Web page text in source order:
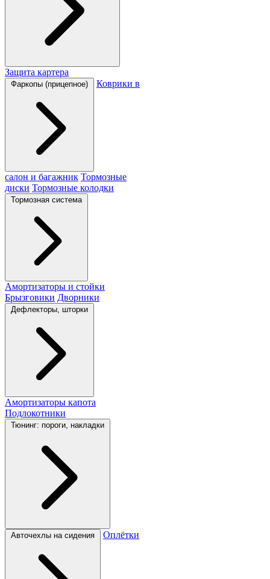
Защита картера
Фаркопы (прицепное) Коврики в
салон и багажник Тормозные
диски Тормозные колодки
Тормозная система
Амортизаторы и стойки
Брызговики Дворники
Дефлекторы, шторки
Амортизаторы капота
Подлокотники
Тюнинг: пороги, накладки
Авточехлы на сидения Оплётки